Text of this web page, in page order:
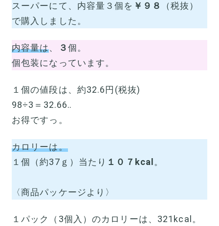
スーパーにて、内容量３個を ￥９８
（税抜）
で購入しました。
内容量は、 ３個。
個包装になっています。
１個の値段は、約32.6円(税抜)
98÷3＝32.66‥
お得ですっ。
カロリーは。
１個（約37ｇ）当たり １０７kcal 。
〈商品パッケージより〉
１パック（3個入）のカロリーは、321kcal。